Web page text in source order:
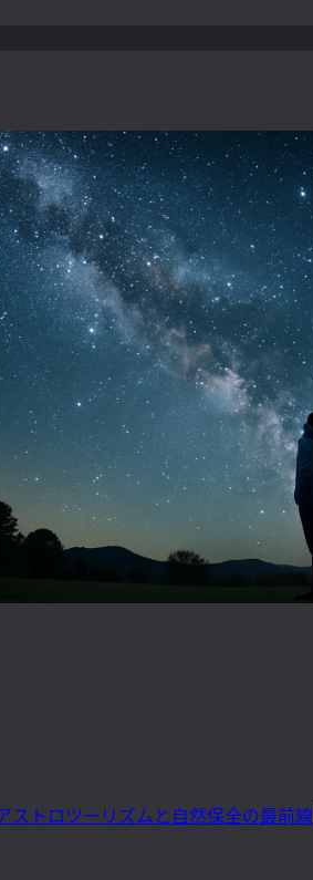
ストロツーリズムと自然保全の最前線